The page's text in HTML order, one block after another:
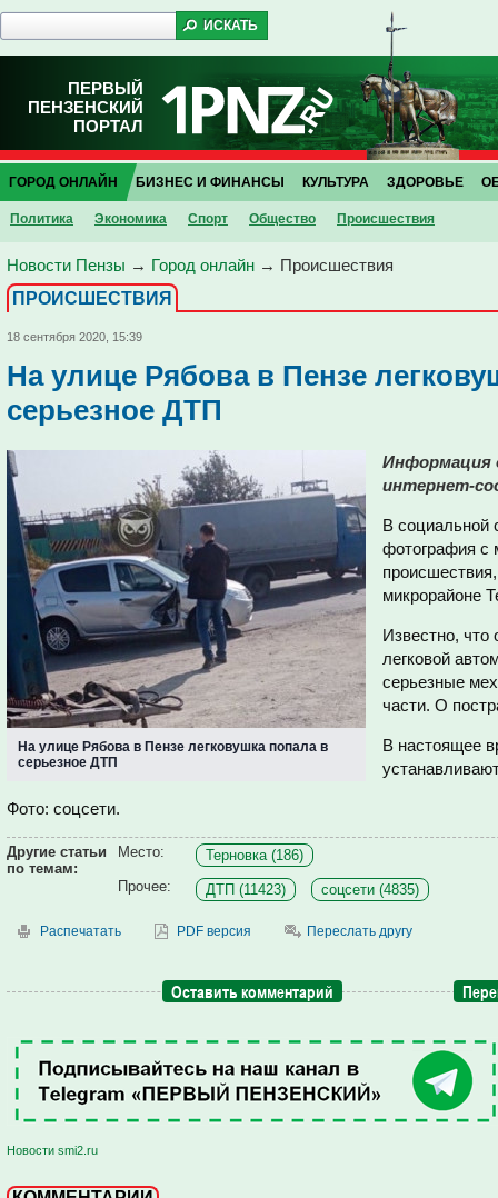
ПЕРВЫЙ
ПЕНЗЕНСКИЙ
ПОРТАЛ
ГОРОД ОНЛАЙН
Политика Экономика Спорт Общество Проиcшествия
БИЗНЕС И ФИНАНСЫ КУЛЬТУРА ЗДОРОВЬЕ
Новости Пензы → Город онлайн → Проиcшествия
ПРОИCШЕСТВИЯ
18 сентября 2020, 15:39
На улице Рябова в Пензе
серьезное ДТП
На улице Рябова в Пензе легковушка попала в
серьезное ДТП
Информация
интернет-
В социальной
фотография с
микрорайоне
Известно, что
легковой
серьезные
части. О
В настоящее
Фото: соцсети.
Другие статьи
по темам:
Место:
Терновка (186)
Прочее:
ДТП (11423) соцсети (4835)
Распечатать PDF версия Переслать другу
Оставить комментарий
Новости smi2.ru